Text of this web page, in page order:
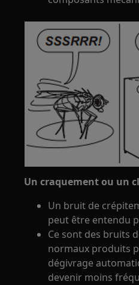
Un craquement ou un
Un bruit de
peut être entendu
Ce sont des bruits
normaux produits
dégivrage
devenir moins